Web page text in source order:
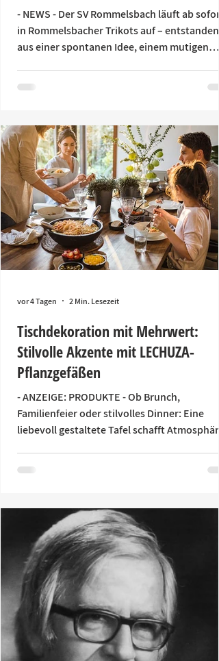
- NEWS - Der SV Rommelsbach läuft ab sofort
in Rommelsbacher Trikots auf – entstanden
aus einer spontanen Idee, einem mutigen
außergewöhnlichen Partnerschaft mündet.
(v.l.): Jörg Jentschke, Sigrid Klenk (beide
Rommelsbacher), Tim Gudovius, Sven
Marc-Alexander Lauinger (alle drei SV
Rommelsbach), Oliver Hawner (Romm
Tischdekoration mit Mehrwert:
Stilvolle Akzente mit LECHUZA-
Pflanzgefäßen
- ANZEIGE: PRODUKTE - Ob Brunch,
Familienfeier oder stilvolles Dinner: Eine
liebevoll gestaltete Tafel schafft Atmosphäre
dem besonderen Anlass den Alltag.
Pflanzdekorationen lassen sich in den
Pflanztöpfen von LECHUZA gekonnt auf dem
gedeckten Tisch in Szene setzen. Mit den
Tischgefäßen von LECHUZA
vor 4 Tagen 2 Min. Lesezeit